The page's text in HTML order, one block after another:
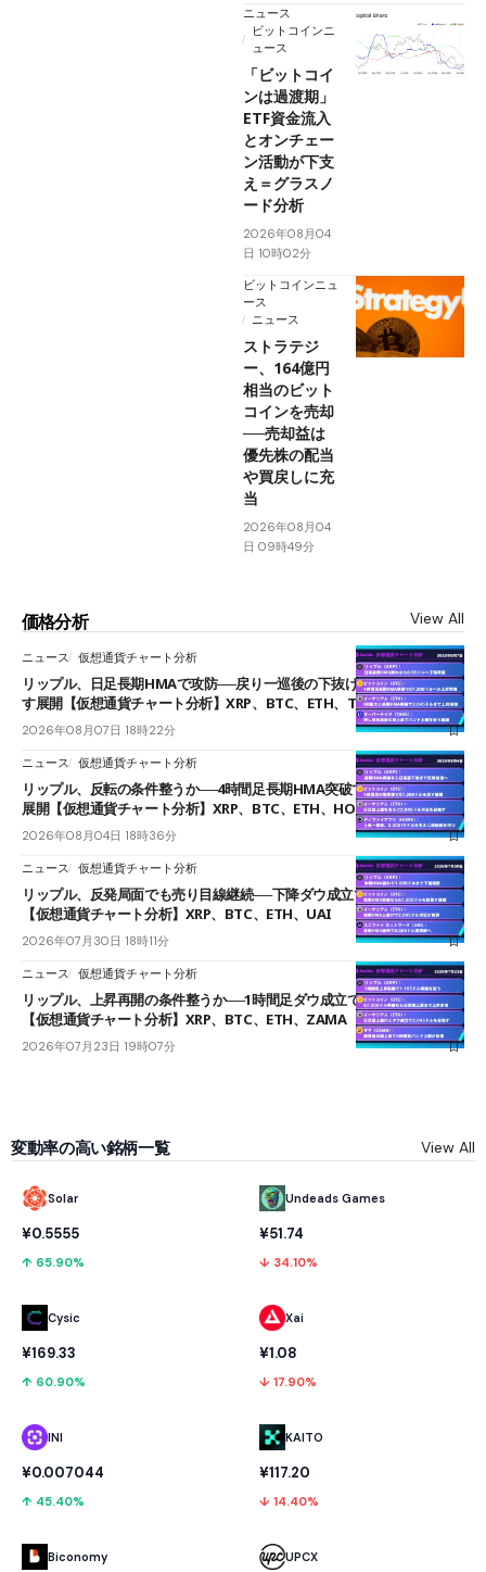
ニュース
ビットコインニ
ュース
「ビットコイ
ンは過渡期」
ETF資金流入
とオンチェー
ン活動が下支
え＝グラスノ
ード分析
2026年08月04
日 10時02分
ビットコインニュ
ース
ニュース
ストラテジ
ー、164億円
相当のビット
コインを売却
──売却益は
優先株の配当
や買戻しに充
当
2026年08月04
日 09時49分
価格分析 View All
ニュース 仮想通貨チャート分析
リップル、日足長期HMAで攻防──戻り一巡後の下抜けで0.95ドルを試
す展開【仮想通貨チャート分析】XRP、BTC、ETH、TAKE
2026年08月07日 18時22分
ニュース 仮想通貨チャート分析
リップル、反転の条件整うか──4時間足長期HMA突破で雲下端を目指す
展開【仮想通貨チャート分析】XRP、BTC、ETH、HOME
2026年08月04日 18時36分
ニュース 仮想通貨チャート分析
リップル、反発局面でも売り目線継続──下降ダウ成立で下値追う展開
【仮想通貨チャート分析】XRP、BTC、ETH、UAI
2026年07月30日 18時11分
ニュース 仮想通貨チャート分析
リップル、上昇再開の条件整うか──1時間足ダウ成立で1.185ドルを狙う
【仮想通貨チャート分析】XRP、BTC、ETH、ZAMA
2026年07月23日 19時07分
変動率の高い銘柄一覧 View All
Solar
¥0.5555
↑ 65.90%
Cysic
¥169.33
↑ 60.90%
INI
¥0.007044
↑ 45.40%
Biconomy
Undeads Games
¥51.74
↓ 34.10%
Xai
¥1.08
↓ 17.90%
KAITO
¥117.20
↓ 14.40%
UPCX